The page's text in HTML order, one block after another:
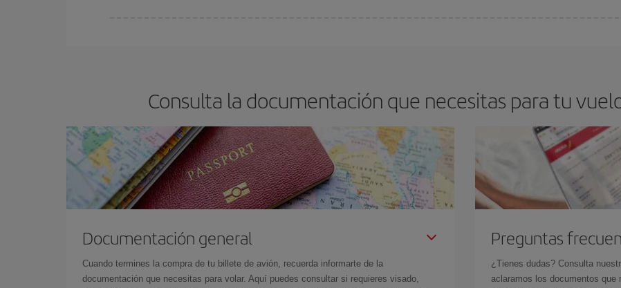
Consulta la documentación que necesitas para tu
Documentación general
Cuando termines la compra de tu billete de avión, recuerda informarte de la
documentación que necesitas para volar. Aquí puedes consultar si requieres visado,
Preguntas
¿Tienes dudas? Consulta
aclaramos los documentos